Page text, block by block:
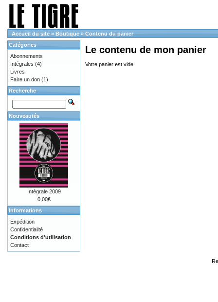
Accueil du site » Boutique » Contenu du panier
Le contenu de mon panier
Votre panier est vide
Catégories
Abonnements
Intégrales (4)
Livres
Faire un don (1)
Recherche
Nouveautés
Intégrale 2009
0,00€
Informations
Expédition
Confidentialité
Conditions d'utilisation
Contact